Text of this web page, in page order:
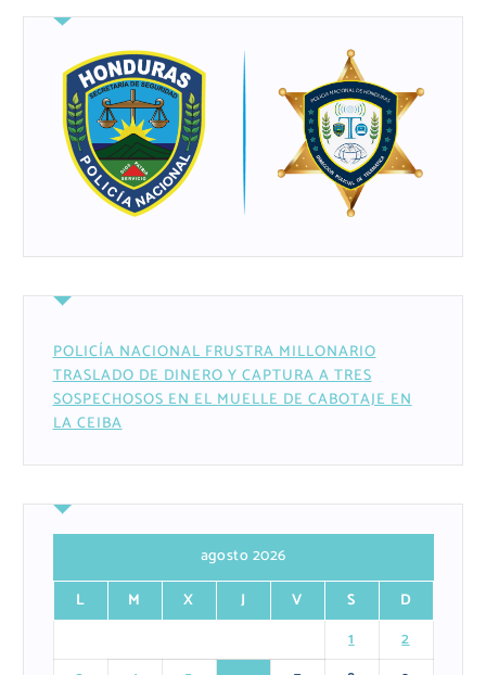
POLICÍA NACIONAL FRUSTRA MILLONARIO
TRASLADO DE DINERO Y CAPTURA A TRES
SOSPECHOSOS EN EL MUELLE DE CABOTAJE EN
LA CEIBA
agosto 2026
L
M X J V S
D
1
2